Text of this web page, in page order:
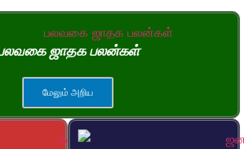
ஜாதக பலன்கள்
மேலும் அறிய